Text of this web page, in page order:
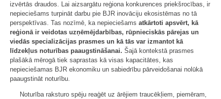
izvērtās draudos. Lai aizsargātu reģiona konkurences priekšrocības, ir
nepieciešams turpināt darbu pie BJR inovāciju ekosistēmas no tā
perspektīvas. Tas nozīmē, ka nepieciešams atkārtoti apsvērt, kā
reģionā ir veidotas uzņēmējdarbības, rūpnieciskās pārejas un
viedās specializācijas prasmes un kā tās var izmantot kā
līdzekļus noturības paaugstināšanai. Šajā kontekstā prasmes
plašākā mērogā tiek saprastas kā visas kapacitātes, kas
nepieciešamas BJR ekonomiku un sabiedrību pārveidošanai nolūkā
paaugstināt noturību.
Noturība raksturo spēju reaģēt uz ārējiem traucēkļiem, piemēram,